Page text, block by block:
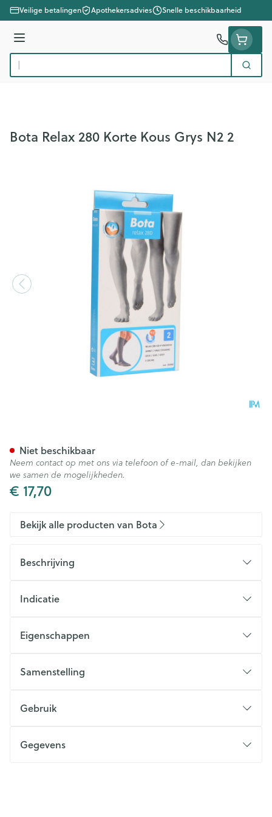
Ga naar de inhoud
Veilige betalingen Apothekersadvies Snelle beschikbaarheid
Menu
Product, merk, categorie...
Zoek
Bota Relax 280 Korte Kous Grys N2 2
€ 17,70
Niet beschikbaar
Neem contact op met ons via telefoon of e-mail, dan bekijken
we samen de mogelijkheden.
Bekijk alle producten van Bota
Beschrijving
Indicatie
Eigenschappen
Samenstelling
Gebruik
Gegevens